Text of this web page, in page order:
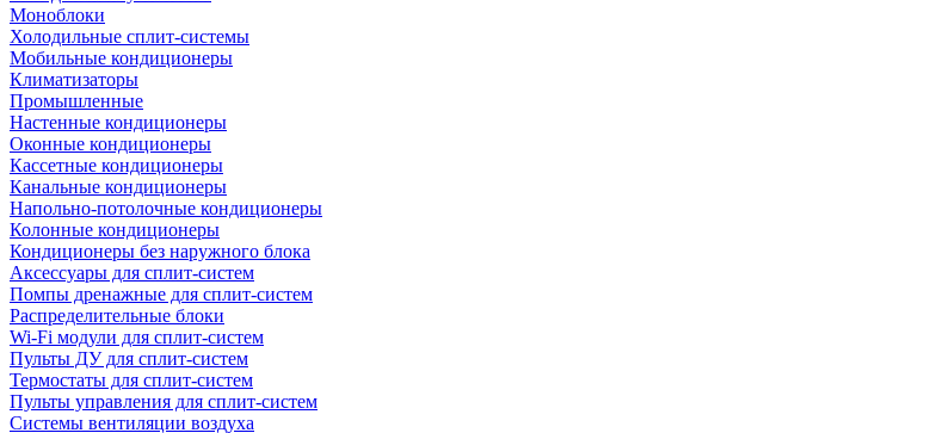
Моноблоки
Холодильные сплит-системы
Мобильные кондиционеры
Климатизаторы
Промышленные
Настенные кондиционеры
Оконные кондиционеры
Кассетные кондиционеры
Канальные кондиционеры
Напольно-потолочные кондиционеры
Колонные кондиционеры
Кондиционеры без наружного блока
Аксессуары для сплит-систем
Помпы дренажные для сплит-систем
Распределительные блоки
Wi-Fi модули для сплит-систем
Пульты ДУ для сплит-систем
Термостаты для сплит-систем
Пульты управления для сплит-систем
Системы вентиляции воздуха